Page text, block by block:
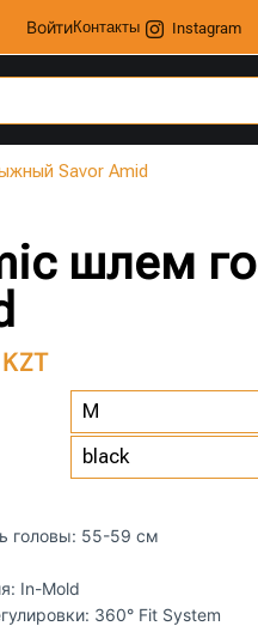
ВойтиКонтакты Instagram
Savor Amid
шлем
KZT
головы: 55-59 см
In-Mold
360° Fit System